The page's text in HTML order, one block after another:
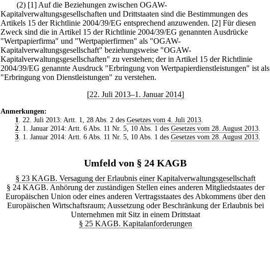
(2) [1] Auf die Beziehungen zwischen OGAW-
Kapitalverwaltungsgesellschaften und Drittstaaten sind die Bestimmungen des
Artikels 15 der Richtlinie 2004/39/EG entsprechend anzuwenden. [2] Für diesen
Zweck sind die in Artikel 15 der Richtlinie 2004/39/EG genannten Ausdrücke
"Wertpapierfirma" und "Wertpapierfirmen" als "OGAW-
Kapitalverwaltungsgesellschaft" beziehungsweise "OGAW-
Kapitalverwaltungsgesellschaften" zu verstehen; der in Artikel 15 der Richtlinie
2004/39/EG genannte Ausdruck "Erbringung von Wertpapierdienstleistungen" ist als
"Erbringung von Dienstleistungen" zu verstehen.
[22. Juli 2013–1. Januar 2014]
Anmerkungen:
1. 22. Juli 2013: Artt. 1, 28 Abs. 2 des Gesetzes vom 4. Juli 2013.
2. 1. Januar 2014: Artt. 6 Abs. 11 Nr. 5, 10 Abs. 1 des Gesetzes vom 28. August 2013.
3. 1. Januar 2014: Artt. 6 Abs. 11 Nr. 5, 10 Abs. 1 des Gesetzes vom 28. August 2013.
Umfeld von § 24 KAGB
§ 23 KAGB. Versagung der Erlaubnis einer Kapitalverwaltungsgesellschaft
§ 24 KAGB. Anhörung der zuständigen Stellen eines anderen Mitgliedstaates der
Europäischen Union oder eines anderen Vertragsstaates des Abkommens über den
Europäischen Wirtschaftsraum; Aussetzung oder Beschränkung der Erlaubnis bei
Unternehmen mit Sitz in einem Drittstaat
§ 25 KAGB. Kapitalanforderungen